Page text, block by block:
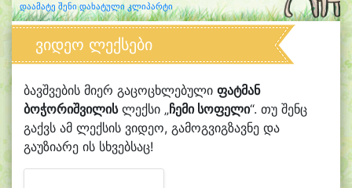
დაამატე შენი დახატული კლიპარტი
ვიდეო ლექსები
ბავშვების მიერ გაცოცხლებული ფატმან
ბოჭორიშვილისლექსი „ჩემი სოფელი“. თუ შენც
გაქვს ამ ლექსის ვიდეო, გამოგვიგზავნე და
გაუზიარე ის სხვებსაც!